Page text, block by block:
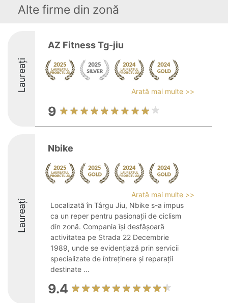
Alte firme din zonă
Laureați
AZ Fitness Tg-jiu
Arată mai multe >>
9
Laureați
Nbike
Arată mai multe >>
Localizată în Târgu Jiu, Nbike s-a impus
ca un reper pentru pasionații de ciclism
din zonă. Compania își desfășoară
activitatea pe Strada 22 Decembrie
1989, unde se evidențiază prin servicii
specializate de întreținere și reparații
destinate ...
9.4